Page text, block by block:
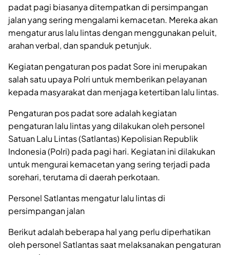
padat pagi biasanya ditempatkan di persimpangan
jalan yang sering mengalami kemacetan. Mereka akan
mengatur arus lalu lintas dengan menggunakan peluit,
arahan verbal, dan spanduk petunjuk.
Kegiatan pengaturan pos padat Sore ini merupakan
salah satu upaya Polri untuk memberikan pelayanan
kepada masyarakat dan menjaga ketertiban lalu lintas.
Pengaturan pos padat sore adalah kegiatan
pengaturan lalu lintas yang dilakukan oleh personel
Satuan Lalu Lintas (Satlantas) Kepolisian Republik
Indonesia (Polri) pada pagi hari. Kegiatan ini dilakukan
untuk mengurai kemacetan yang sering terjadi pada
sorehari, terutama di daerah perkotaan.
Personel Satlantas mengatur lalu lintas di
persimpangan jalan
Berikut adalah beberapa hal yang perlu diperhatikan
oleh personel Satlantas saat melaksanakan pengaturan